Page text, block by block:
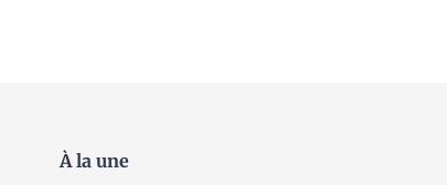
À la une